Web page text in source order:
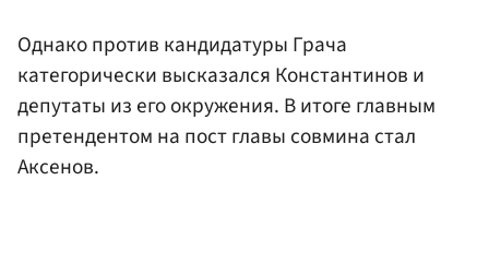
Однако против кандидатуры Грача
категорически высказался Константинов и
депутаты из его окружения. В итоге главным
претендентом на пост главы совмина стал
Аксенов.